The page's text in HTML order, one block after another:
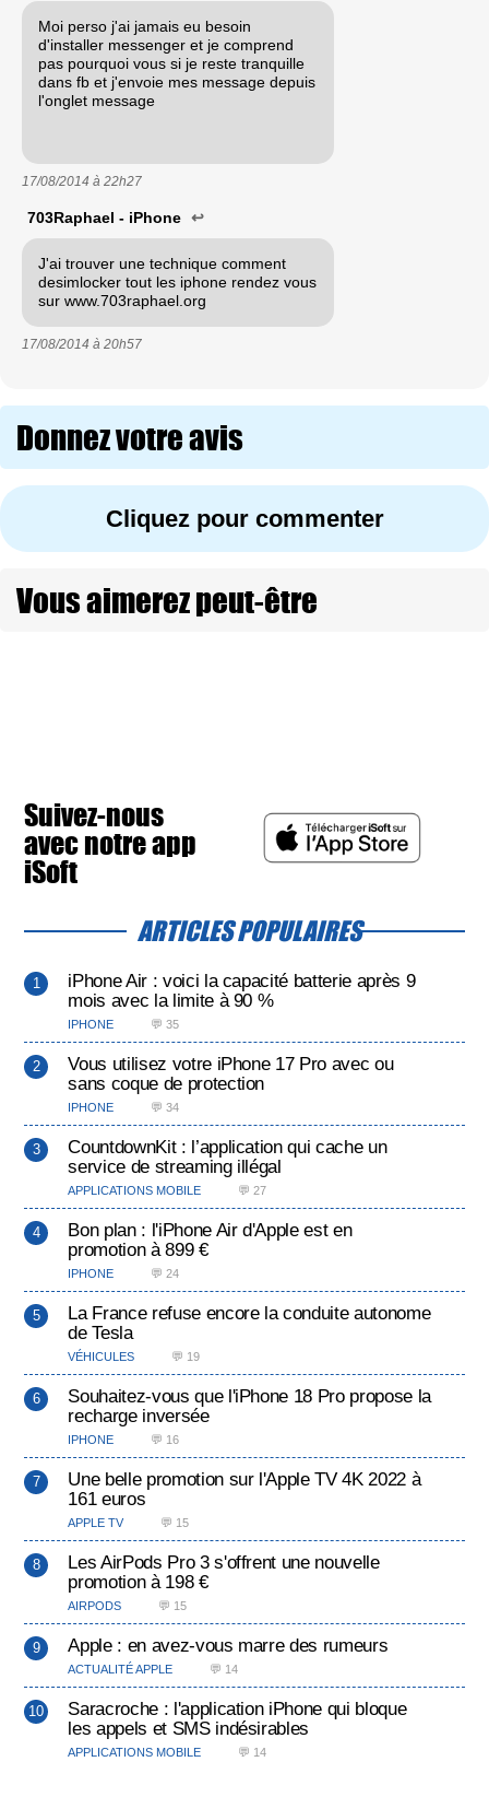
Moi perso j'ai jamais eu besoin
d'installer messenger et je comprend
pas pourquoi vous si je reste tranquille
dans fb et j'envoie mes message depuis
l'onglet message
17/08/2014 à 22h27
703Raphael - iPhone ↩
J'ai trouver une technique comment
desimlocker tout les iphone rendez vous
sur www.703raphael.org
17/08/2014 à 20h57
Donnez votre avis
Cliquez pour commenter
Vous aimerez peut-être
Suivez-nous
avec notre app
iSoft
ARTICLES POPULAIRES
iPhone Air : voici la capacité batterie après 9
mois avec la limite à 90 %
IPHONE 💬 35
Vous utilisez votre iPhone 17 Pro avec ou
sans coque de protection
IPHONE 💬 34
CountdownKit : l’application qui cache un
service de streaming illégal
APPLICATIONS MOBILE 💬 27
Bon plan : l'iPhone Air d'Apple est en
promotion à 899 €
IPHONE 💬 24
La France refuse encore la conduite autonome
de Tesla
VÉHICULES 💬 19
Souhaitez-vous que l'iPhone 18 Pro propose la
recharge inversée
IPHONE 💬 16
Une belle promotion sur l'Apple TV 4K 2022 à
161 euros
APPLE TV 💬 15
Les AirPods Pro 3 s'offrent une nouvelle
promotion à 198 €
AIRPODS 💬 15
Apple : en avez-vous marre des rumeurs
ACTUALITÉ APPLE 💬 14
Saracroche : l'application iPhone qui bloque
les appels et SMS indésirables
APPLICATIONS MOBILE 💬 14